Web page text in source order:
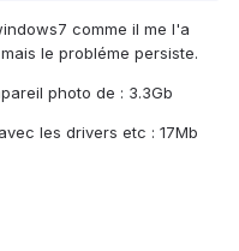
comme il me l'a
le probléme persiste.
photo de : 3.3Gb
les drivers etc : 17Mb